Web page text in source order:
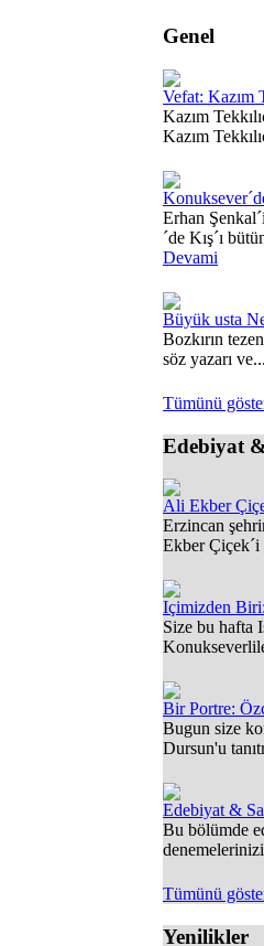
Genel
Vefat: Kazım
Kazım
Kazım
Erhan
´de Kış´ı
Devami
Büyük usta
Bozkırın
söz yazarı ve...
Tümünü
Edebiyat
Ali Ekber
Erzincan
Ekber Çiçek´i
Içimizden
Size bu hafta
Bir Portre:
Bugun size
Dursun'u
Edebiyat &
Bu bölümde
Tümünü
Yenilikler